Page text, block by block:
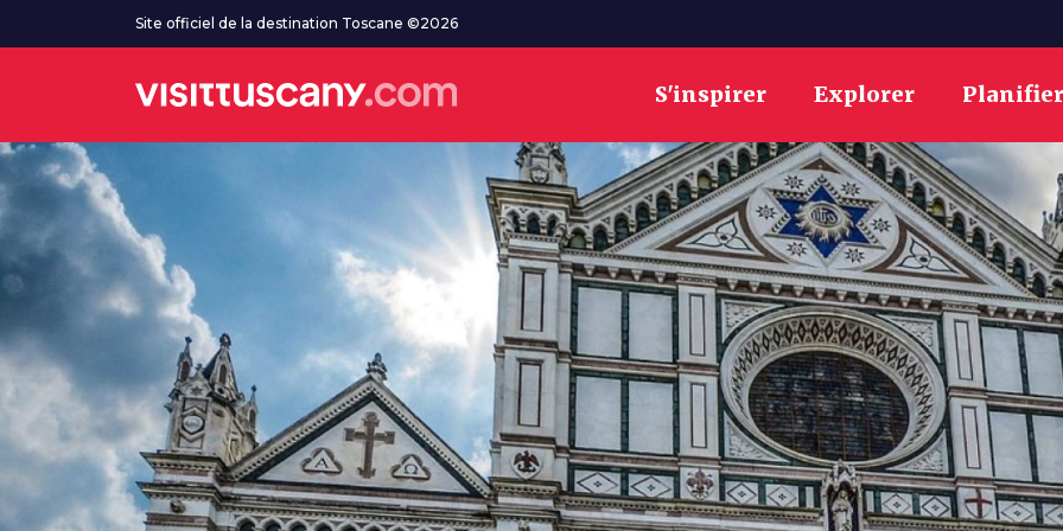
Aller au contenu principalSite officiel de la destination Toscane ©2026
S'inspirer Explorer Planifier